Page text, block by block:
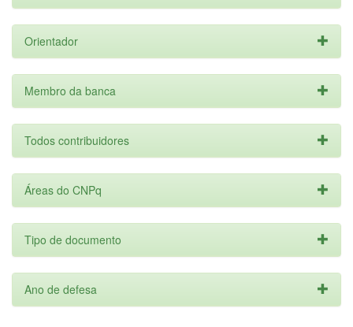
Orientador
Membro da banca
Todos contribuidores
Áreas do CNPq
Tipo de documento
Ano de defesa